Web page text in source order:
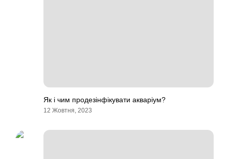
Як і чим продезінфікувати акваріум?
12 Жовтня, 2023